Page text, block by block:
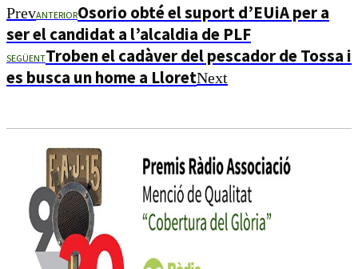
PrevANTERIOROsorio obté el suport d’EUiA per a
ser el candidat a l’alcaldia de PLF
SEGÜENTTroben el cadàver del pescador de Tossa i
es busca un home a LloretNext